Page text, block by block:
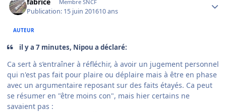
fabrice Membre SNCF
Publication: 15 juin 201610 ans
AUTEUR
il y a 7 minutes, Nipou a déclaré:
Ca sert à s’entraîner à réfléchir, à avoir un jugement personnel
qui n'est pas fait pour plaire ou déplaire mais à être en phase
avec un argumentaire reposant sur des faits étayés. Ca peut
se résumer en "être moins con", mais hier certains ne
savaient pas :